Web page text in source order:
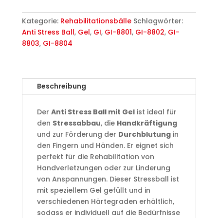
Kategorie: Rehabilitationsbälle Schlagwörter:
Anti Stress Ball, Gel, GI, GI-8801, GI-8802, GI-
8803, GI-8804
Beschreibung
Der Anti Stress Ball mit Gelist ideal für
den Stressabbau, die Handkräftigung
und zur Förderung der Durchblutungin
den Fingern und Händen. Er eignet sich
perfekt für die Rehabilitation von
Handverletzungen oder zur Linderung
von Anspannungen. Dieser Stressball ist
mit speziellem Gel gefüllt und in
verschiedenen Härtegraden erhältlich,
sodass er individuell auf die Bedürfnisse